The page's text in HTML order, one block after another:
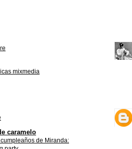
mixmedia
caramelo
cumpleaños de Miranda: